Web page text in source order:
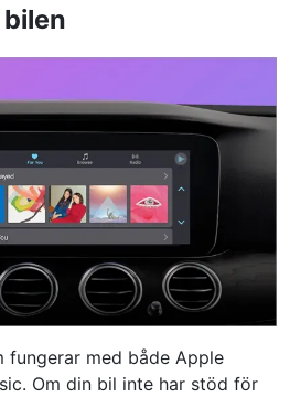
bilen
fungerar med både Apple
Om din bil inte har stöd för